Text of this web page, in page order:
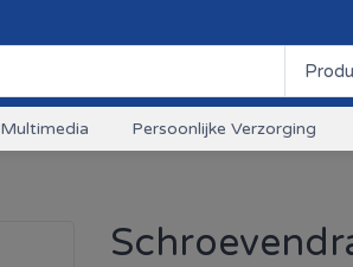
Multimedia Persoonlijke Verzorging